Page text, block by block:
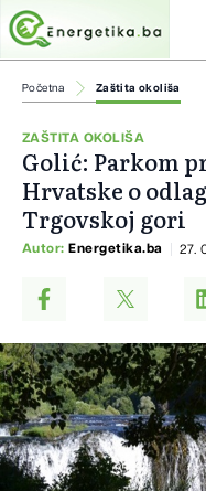
Početna Zaštita okoliša
ZAŠTITA OKOLIŠA
Golić: Parkom
Hrvatske o
Trgovskoj gori
Autor: Energetika.ba 27.